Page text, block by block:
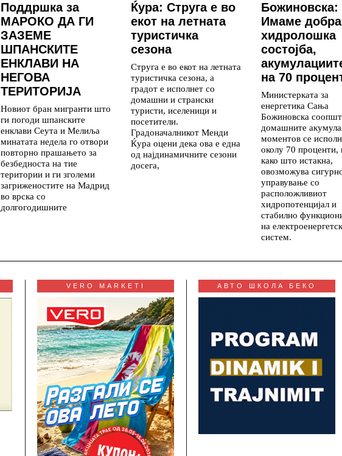
Поддршка за
МАРОКО ДА ГИ
ЗАЗЕМЕ
ШПАНСКИТЕ
ЕНКЛАВИ НА
НЕГОВА
ТЕРИТОРИЈА
Новиот бран мигранти што
ги погоди шпанските
енклави Сеута и Мелиља
минатата недела го отвори
повторно прашањето за
безбедноста на тие
територии и ги зголеми
загриженостите на Мадрид
во врска со
долгогодишните
Ќура: Струга е во
екот на летната
туристичка
сезона
Струга е во екот на летната
туристичка сезона, а
градот е исполнет со
домашни и странски
туристи, иселеници и
посетители.
Градоначалникот Менди
Ќура оцени дека ова е една
од најдинамичните сезони
досега,
Божиновска:
Имаме добра
хидролошка
состојба,
на 70
Министерката за
енергетика Сања
Божиновска
домашните
моментов се
околу 70 проценти,
како што истакна,
овозможува
управување со
расположливиот
хидропотенцијал и
стабилно
на
систем.
VERO MARKETI АВТО ШКОЛА БЕКО